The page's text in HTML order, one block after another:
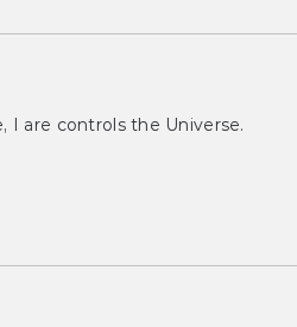
I are controls the Universe.